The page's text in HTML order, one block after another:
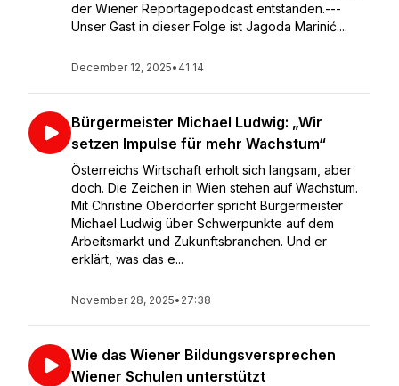
der Wiener Reportagepodcast entstanden.---
Unser Gast in dieser Folge ist Jagoda Marinić....
December 12, 2025• 41:14
Bürgermeister Michael Ludwig: „Wir
setzen Impulse für mehr Wachstum“
Österreichs Wirtschaft erholt sich langsam, aber
doch. Die Zeichen in Wien stehen auf Wachstum.
Mit Christine Oberdorfer spricht Bürgermeister
Michael Ludwig über Schwerpunkte auf dem
Arbeitsmarkt und Zukunftsbranchen. Und er
erklärt, was das e...
November 28, 2025• 27:38
Wie das Wiener Bildungsversprechen
Wiener Schulen unterstützt